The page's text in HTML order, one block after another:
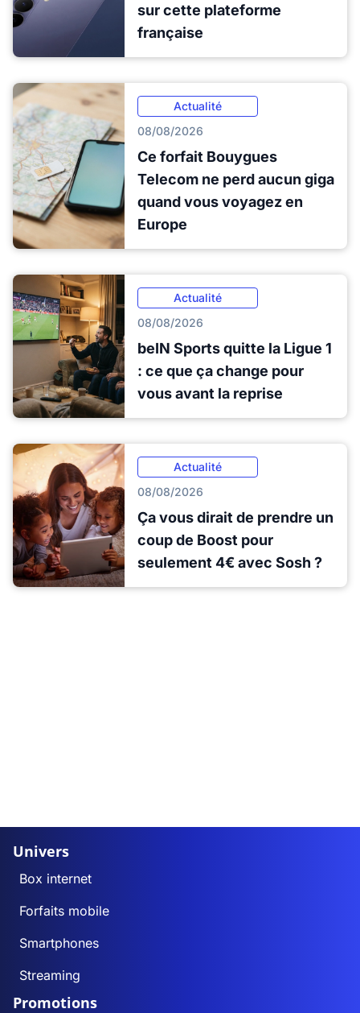
sur cette plateforme
française
Actualité
08/08/2026
Ce forfait Bouygues
Telecom ne perd aucun giga
quand vous voyagez en
Europe
Actualité
08/08/2026
beIN Sports quitte la Ligue 1
: ce que ça change pour
vous avant la reprise
Actualité
08/08/2026
Ça vous dirait de prendre un
coup de Boost pour
seulement 4€ avec Sosh ?
Univers
Box internet
Forfaits mobile
Smartphones
Streaming
Promotions